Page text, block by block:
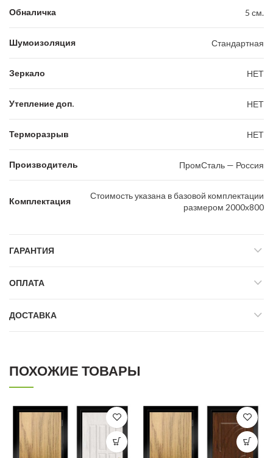
Обналичка 5 см.
Шумоизоляция Стандартная
Зеркало НЕТ
Утепление доп. НЕТ
Терморазрыв НЕТ
Производитель ПромСталь — Россия
Комплектация
Стоимость указана в базовой комплектации
размером 2000х800
ГАРАНТИЯ
ОПЛАТА
ДОСТАВКА
ПОХОЖИЕ ТОВАРЫ